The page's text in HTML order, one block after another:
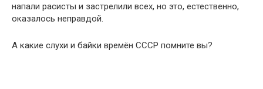
напали расисты и застрелили всех, но это, естественно,
оказалось неправдой.
А какие слухи и байки времён СССР помните вы?